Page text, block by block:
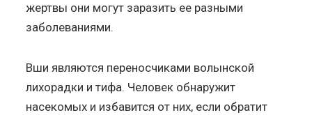
жертвы они могут заразить ее разными
заболеваниями.
Вши являются переносчиками волынской
лихорадки и тифа. Человек обнаружит
насекомых и избавится от них, если обратит